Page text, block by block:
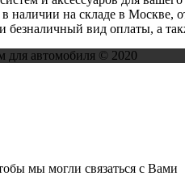
наличии на складе в Москве,
вид оплаты, а
для автомобиля © 2020
мы могли связаться с Вами